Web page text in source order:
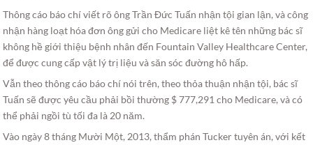
Thông cáo báo chí viết rõ ông Trần Đức Tuấn nhận tội gian lận, và công
nhận hàng loạt hóa đơn ông gửi cho Medicare liệt kê tên những bác sĩ
không hề giới thiệu bệnh nhân đến Fountain Valley Healthcare Center,
để được cung cấp vật lý trị liệu và săn sóc đường hô hấp.
Vẫn theo thông cáo báo chí nói trên, theo thỏa thuận nhận tội, bác sĩ
Tuấn sẽ được yêu cầu phải bồi thường $ 777,291 cho Medicare, và có
thể phải ngồi tù tối đa là 20 năm.
Vào ngày 8 tháng Mười Một, 2013, thẩm phán Tucker tuyên án, với kết